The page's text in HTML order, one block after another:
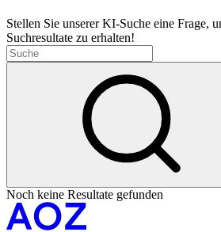
Stellen Sie unserer KI-Suche eine Frage,
Suchresultate zu erhalten!
Noch keine Resultate gefunden